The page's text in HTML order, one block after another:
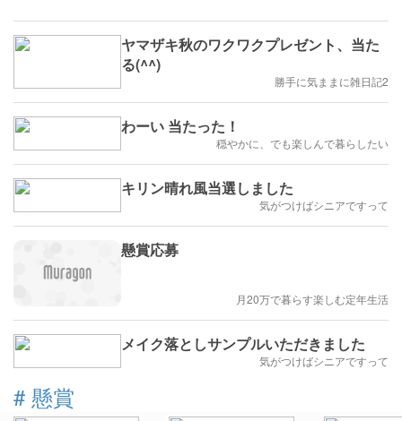
ヤマザキ秋のワクワクプレゼント、当た
る(^^)
勝手に気ままに雑日記2
わーい 当たった！
穏やかに、でも楽しんで暮らしたい
キリン晴れ風当選しました
気がつけばシニアですって
懸賞応募
月20万で暮らす楽しむ定年生活
メイク落としサンプルいただきました
気がつけばシニアですって
# 懸賞